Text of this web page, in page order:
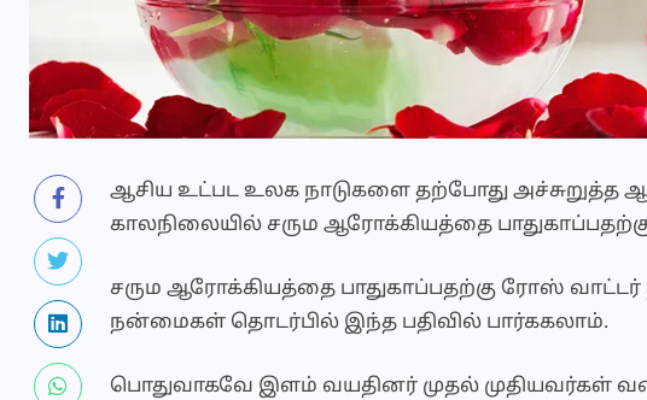
ஆசிய உட்பட உலக நாடுகளை தற்போது அச்சுறுத்த
காலநிலையில் சரும ஆரோக்கியத்தை
சரும ஆரோக்கியத்தை பாதுகாப்பதற்கு ரோஸ்
நன்மைகள் தொடர்பில் இந்த பதிவில் பார்ககலாம்.
பொதுவாகவே இளம் வயதினர் முதல் முதியவர்கள்